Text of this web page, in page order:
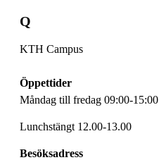
Q
KTH Campus
Öppettider
Måndag till fredag 09:00-15:00
Lunchstängt 12.00-13.00
Besöksadress